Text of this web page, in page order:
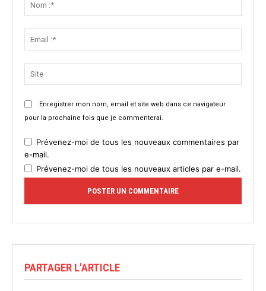
Enregistrer mon nom, email et site web dans ce navigateur
pour la prochaine fois que je commenterai.
Prévenez-moi de tous les nouveaux commentaires par
e-mail.
Prévenez-moi de tous les nouveaux articles par e-mail.
PARTAGER L'ARTICLE